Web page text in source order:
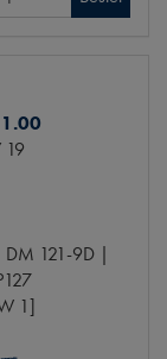
1.00
121-9D |
1]